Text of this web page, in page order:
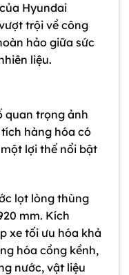
Hyundai
trội về công
hảo giữa sức
liệu.
quan trọng ảnh
hàng hóa có
lợi thế nổi bật
lọt lòng thùng
mm. Kích
xe tối ưu hóa khả
hóa cồng kềnh,
nước, vật liệu